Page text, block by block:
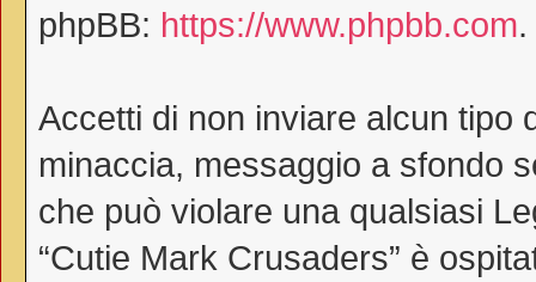
phpBB: https://www.phpbb.com.
Accetti di non inviare alcun tipo
minaccia, messaggio a sfondo
che può violare una qualsiasi
“Cutie Mark Crusaders” è